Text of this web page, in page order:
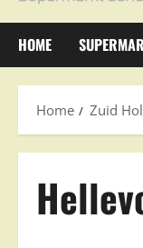
HOME
Home Zuid